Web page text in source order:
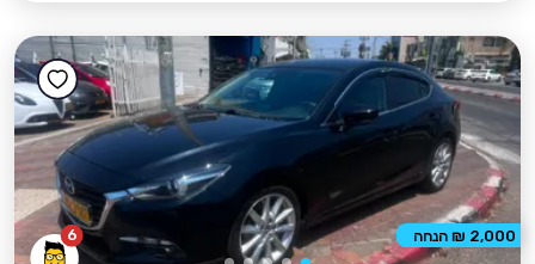
6 2,000 ₪ הנחה